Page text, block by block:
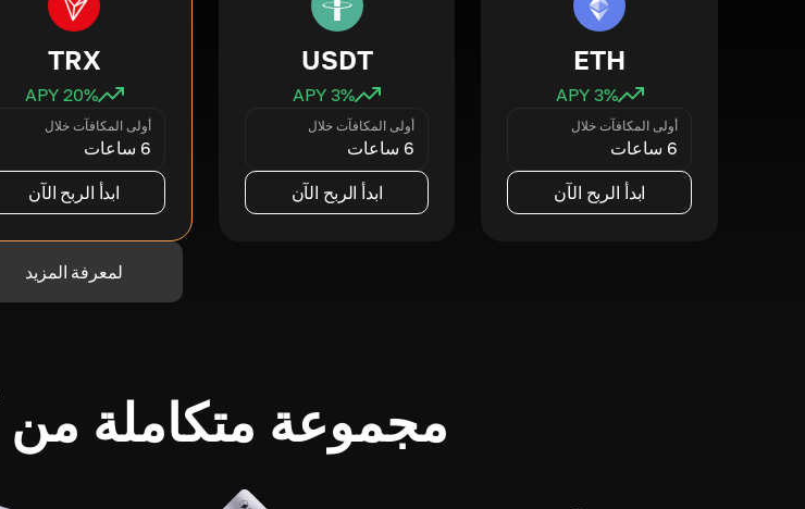
ETH
3% APY
أولى المكافآت خلال
6 ساعات
ابدأ الربح الآن
USDT
3% APY
أولى المكافآت خلال
6 ساعات
ابدأ الربح الآن
TRX
20% APY
أولى المكافآت خلال
6 ساعات
ابدأ الربح الآن
لمعرفة المزيد
مجموعة متكاملة من